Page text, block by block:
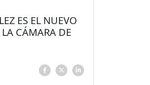
ES EL NUEVO
CÁMARA DE